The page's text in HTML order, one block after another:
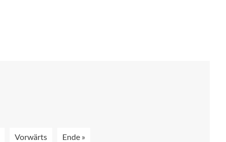
Vorwärts
Ende »